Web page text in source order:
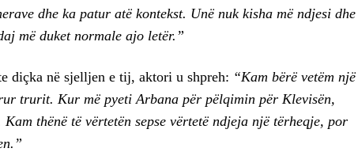
dhe ka patur atë kontekst. Unë nuk kisha më ndjesi dhe
më duket normale ajo letër.”
diçka në sjelljen e tij, aktori u shpreh: “Kam bërë vetëm një
trurit. Kur më pyeti Arbana për pëlqimin për Klevisën,
thënë të vërtetën sepse vërtetë ndjeja një tërheqje, por